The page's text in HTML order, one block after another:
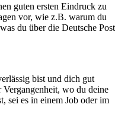
guten ersten Eindruck zu
vor, wie z.B. warum du
du über die Deutsche Post
bist und dich gut
Vergangenheit, wo du deine
sei es in einem Job oder im